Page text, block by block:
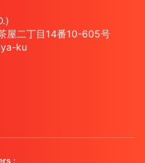
屋二丁目14番10-605号
ku
: